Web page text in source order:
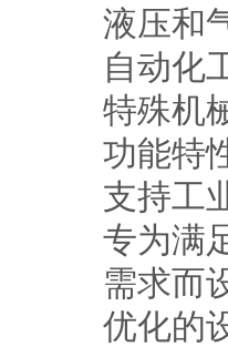
液压和
自动化
特殊机
功能特
支持工
专为满
需求而
优化的